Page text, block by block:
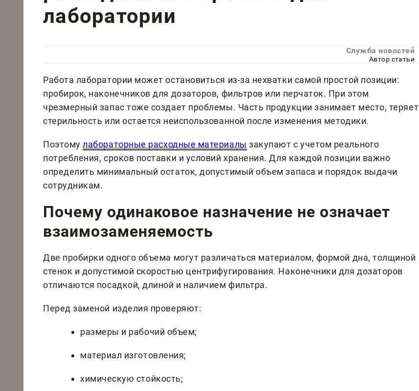
лаборатории
Служба новостей
Автор статьи
Работа лаборатории может остановиться из-за нехватки самой простой позиции:
пробирок, наконечников для дозаторов, фильтров или перчаток. При этом
чрезмерный запас тоже создает проблемы. Часть продукции занимает место, теряет
стерильность или остается неиспользованной после изменения методики.
Поэтомулабораторные расходные материалы закупают с учетом реального
потребления, сроков поставки и условий хранения. Для каждой позиции важно
определить минимальный остаток, допустимый объем запаса и порядок выдачи
сотрудникам.
Почему одинаковое назначение не означает
взаимозаменяемость
Две пробирки одного объема могут различаться материалом, формой дна, толщиной
стенок и допустимой скоростью центрифугирования. Наконечники для дозаторов
отличаются посадкой, длиной и наличием фильтра.
Перед заменой изделия проверяют:
размеры и рабочий объем;
материал изготовления;
химическую стойкость;